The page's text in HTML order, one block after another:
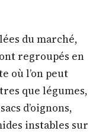
du marché,
regroupés en
où l’on peut
que légumes,
d’oignons,
instables sur